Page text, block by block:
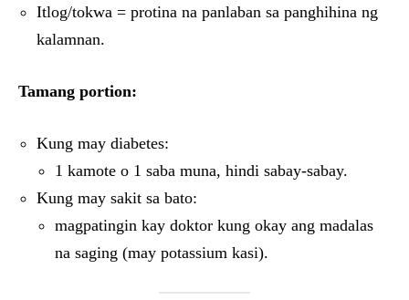
Itlog/tokwa = protina na panlaban sa panghihina ng
kalamnan.
Tamang portion:
Kung may diabetes:
1 kamote o 1 saba muna, hindi sabay-sabay.
Kung may sakit sa bato:
magpatingin kay doktor kung okay ang madalas
na saging (may potassium kasi).